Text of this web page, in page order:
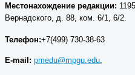
Местонахождение редакции:
Вернадского, д. 88, ком. 6/1, 6/2.
Телефон:+7(499) 730-38-63
E-mail: pmedu@mpgu.edu